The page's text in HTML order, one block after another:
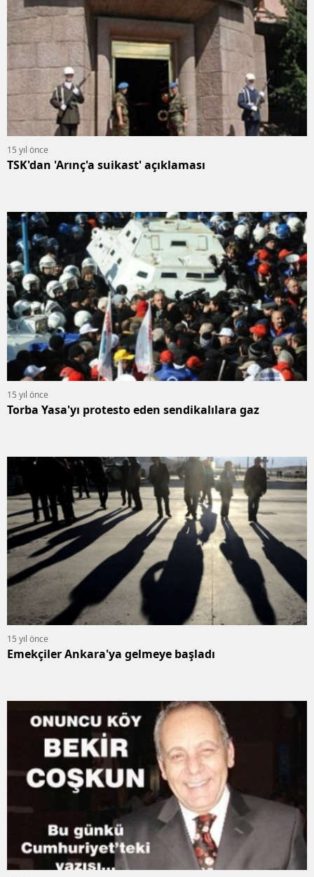
15 yıl önce
TSK'dan 'Arınç'a suikast' açıklaması
15 yıl önce
Torba Yasa'yı protesto eden sendikalılara gaz
15 yıl önce
Emekçiler Ankara'ya gelmeye başladı